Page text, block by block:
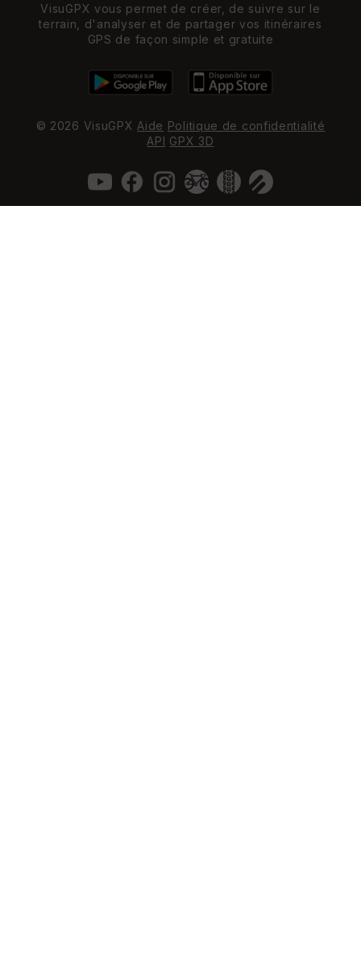
VisuGPX vous permet de créer, de suivre sur le
terrain, d'analyser et de partager vos itinéraires
GPS de façon simple et gratuite
© 2026 VisuGPX Aide Politique de confidentialité
API GPX 3D